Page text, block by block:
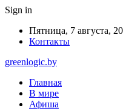
Sign in
Пятница, 7 августа,
Контакты
greenlogic.by
Главная
В мире
Афиша